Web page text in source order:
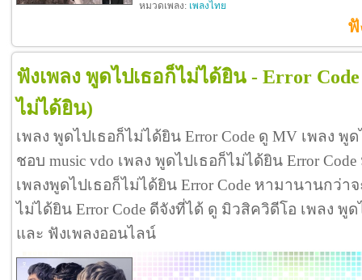
หมวดเพลง: เพลงไทย
ฟั
ฟังเพลง พูดไปเธอก็ไม่ได้ยิน - Error Code
ไม่ได้ยิน)
เพลง พูดไปเธอก็ไม่ได้ยิน Error Code ดู MV เพลง พู
ชอบ music vdo เพลง พูดไปเธอก็ไม่ได้ยิน Error
เพลงพูดไปเธอก็ไม่ได้ยิน Error Code หามานานกว่า
ไม่ได้ยิน Error Code ดีจังที่ได้ ดู มิวสิควิดีโอ เพลง พูด
และ ฟังเพลงออนไลน์